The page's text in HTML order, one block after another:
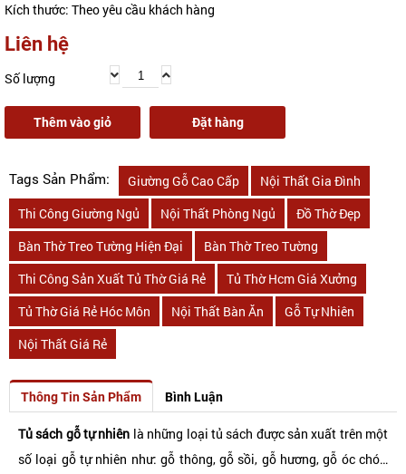
Kích thước: Theo yêu cầu khách hàng
Liên hệ
Số lượng
Thêm vào giỏ Đặt hàng
Tags Sản Phẩm: Giường Gỗ Cao Cấp
Nội Thất Gia Đình
Thi Công Giường Ngủ
Nội Thất Phòng Ngủ
Đồ Thờ Đẹp
Bàn Thờ Treo Tường Hiện Đại
Bàn Thờ Treo Tường
Thi Công Sản Xuất Tủ Thờ Giá Rẻ
Tủ Thờ Hcm Giá Xưởng
Tủ Thờ Giá Rẻ Hóc Môn
Nội Thất Bàn Ăn
Gỗ Tự Nhiên
Nội Thất Giá Rẻ
Thông Tin Sản Phẩm Bình Luận
Tủ sách gỗ tự nhiên là những loại tủ sách được sản xuất trên một
số loại gỗ tự nhiên như: gỗ thông, gỗ sồi, gỗ hương, gỗ óc chó…